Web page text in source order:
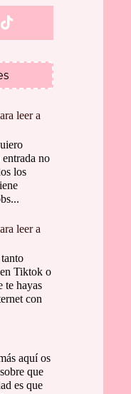
leer a
entrada no
los
leer a
Tiktok o
te hayas
con
aquí os
que
es que